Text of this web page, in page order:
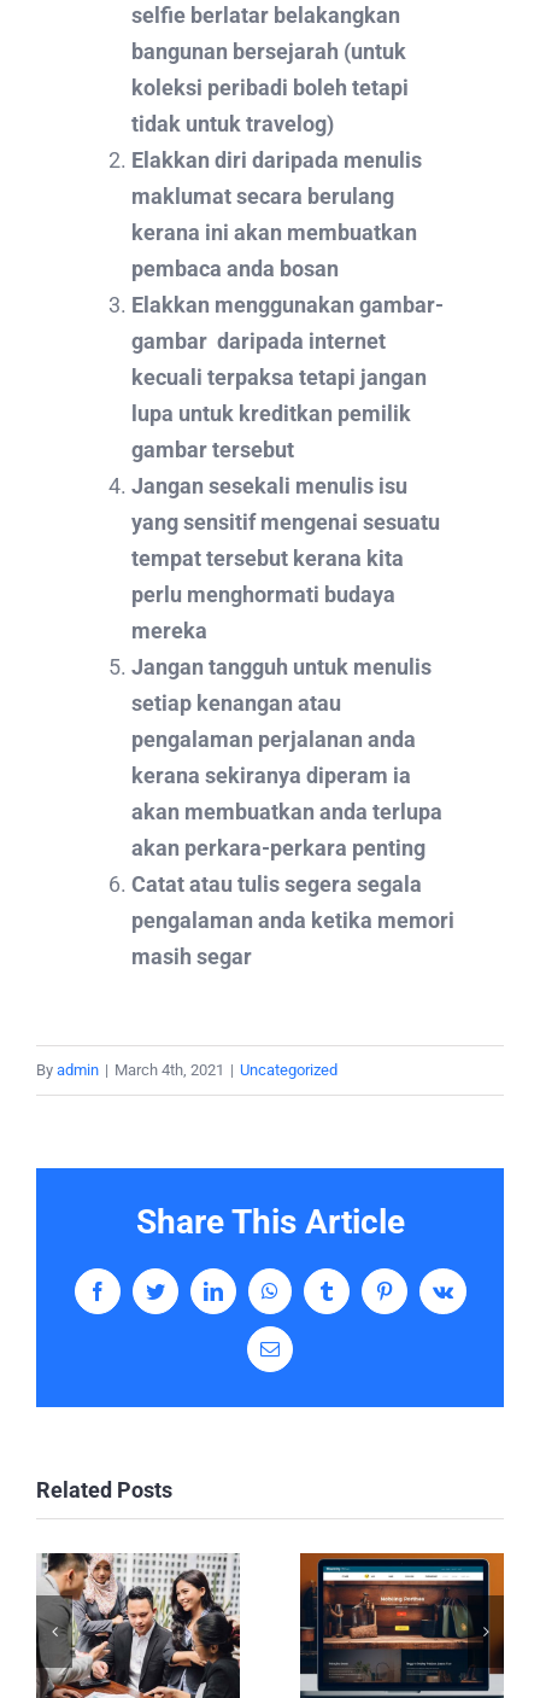
selfie berlatar belakangkan
bangunan bersejarah (untuk
koleksi peribadi boleh tetapi
tidak untuk travelog)
Elakkan diri daripada menulis
maklumat secara berulang
kerana ini akan membuatkan
pembaca anda bosan
Elakkan menggunakan gambar-
gambar daripada internet
kecuali terpaksa tetapi jangan
lupa untuk kreditkan pemilik
gambar tersebut
Jangan sesekali menulis isu
yang sensitif mengenai sesuatu
tempat tersebut kerana kita
perlu menghormati budaya
mereka
Jangan tangguh untuk menulis
setiap kenangan atau
pengalaman perjalanan anda
kerana sekiranya diperam ia
akan membuatkan anda terlupa
akan perkara-perkara penting
Catat atau tulis segera segala
pengalaman anda ketika memori
masih segar
By admin | March 4th, 2021 | Uncategorized
Share This Article
FacebookTwitterLinkedInWhatsAppTumblr PinterestVk
Email
Related Posts